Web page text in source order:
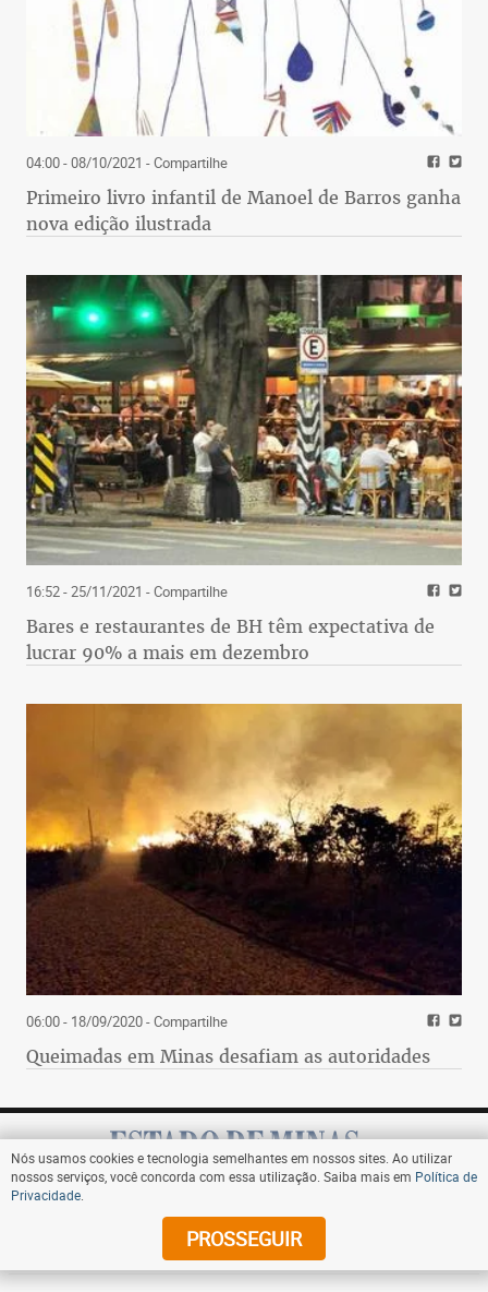
04:00 - 08/10/2021 - Compartilhe
Primeiro livro infantil de Manoel de Barros ganha
nova edição ilustrada
16:52 - 25/11/2021 - Compartilhe
Bares e restaurantes de BH têm expectativa de
lucrar 90% a mais em dezembro
06:00 - 18/09/2020- Compartilhe
Queimadas em Minas desafiam as autoridades
Assine
Nós usamos cookies e tecnologia semelhantes em nossos sites. Ao utilizar
nossos serviços, você concorda com essa utilização. Saiba mais em Política de
Privacidade
PROSSEGUIR